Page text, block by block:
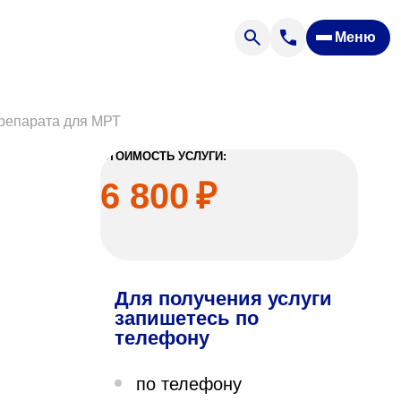
Меню
«Парус»
для МРТ
СТОИМОСТЬ УСЛУГИ:
6 800 ₽
Для получения услуги
запишетесь по
телефону
по телефону